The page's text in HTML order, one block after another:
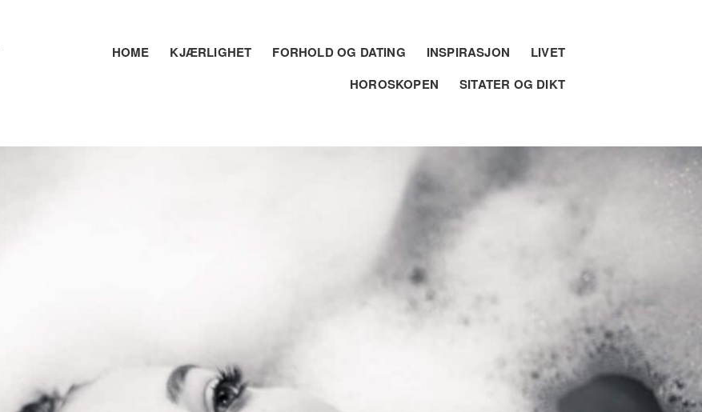
HOME KJÆRLIGHET FORHOLD OG DATING INSPIRASJON
LIVET
HOROSKOPEN
SITATER OG DIKT